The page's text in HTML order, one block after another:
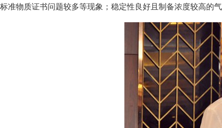
标准物质证书问题较多等现象；稳定性良好且制备浓度较高的